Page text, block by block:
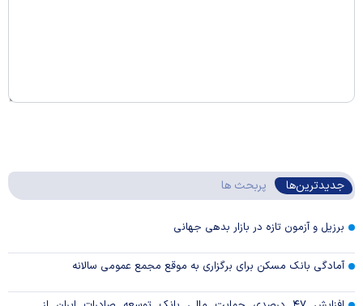
جدیدترین‌ها پربحث ها
برزیل و آزمون تازه در بازار بدهی جهانی
آمادگی بانک مسکن برای برگزاری به موقع مجمع عمومی سالانه